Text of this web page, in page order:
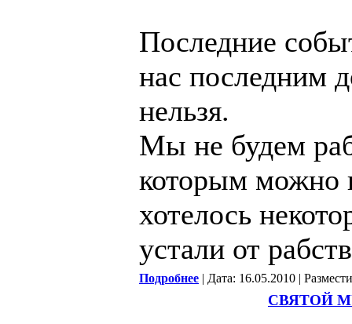
Последние
нас последним
нельзя.
Мы не будем
которым можно
хотелось
устали от
Подробнее | Дата: 16.05.2010 |
СВЯТОЙ